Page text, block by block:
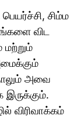
சிம்ம
விட
அவை
விரிவாக்கம்